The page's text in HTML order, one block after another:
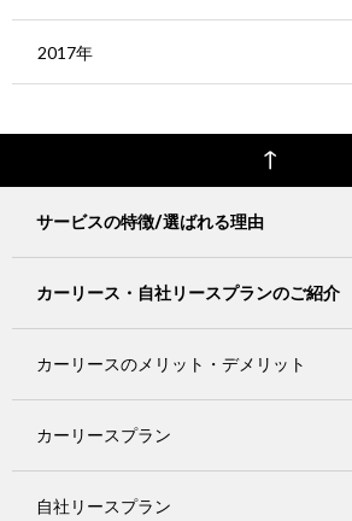
2017年
サービスの特徴/選ばれる理由
カーリース・自社リースプランのご紹介
カーリースのメリット・デメリット
カーリースプラン
自社リースプラン